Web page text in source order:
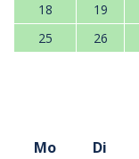
18
19
25
26
Mo
Di